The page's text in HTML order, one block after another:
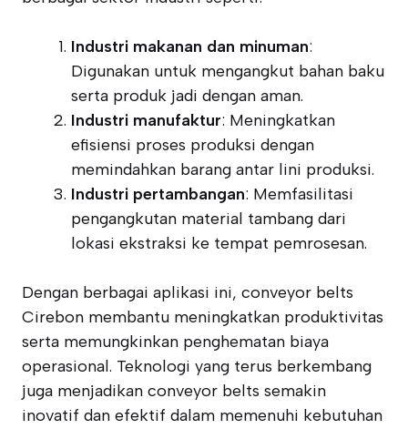
Industri makanan dan minuman:
Digunakan untuk mengangkut bahan baku
serta produk jadi dengan aman.
Industri manufaktur: Meningkatkan
efisiensi proses produksi dengan
memindahkan barang antar lini produksi.
Industri pertambangan: Memfasilitasi
pengangkutan material tambang dari
lokasi ekstraksi ke tempat pemrosesan.
Dengan berbagai aplikasi ini, conveyor belts
Cirebon membantu meningkatkan produktivitas
serta memungkinkan penghematan biaya
operasional. Teknologi yang terus berkembang
juga menjadikan conveyor belts semakin
inovatif dan efektif dalam memenuhi kebutuhan